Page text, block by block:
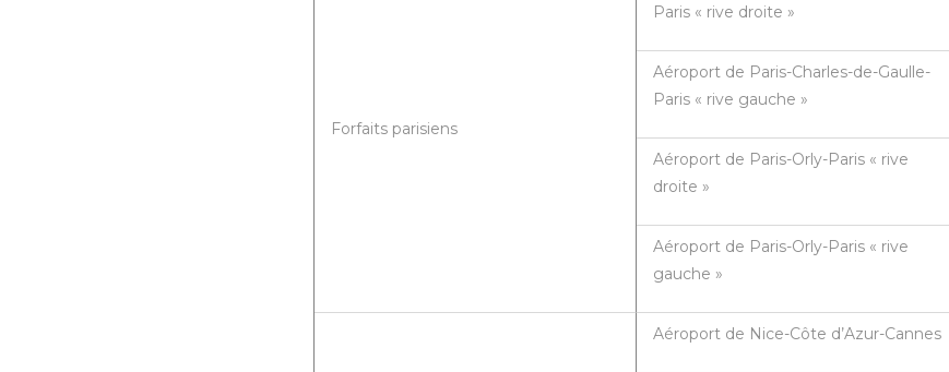
Forfaits parisiens
Paris « rive droite »
Aéroport de Paris-Charles-de-Gaulle-
Paris « rive gauche »
Aéroport de Paris-Orly-Paris « rive
droite »
Aéroport de Paris-Orly-Paris « rive
gauche »
Aéroport de Nice-Côte d’Azur-Cannes